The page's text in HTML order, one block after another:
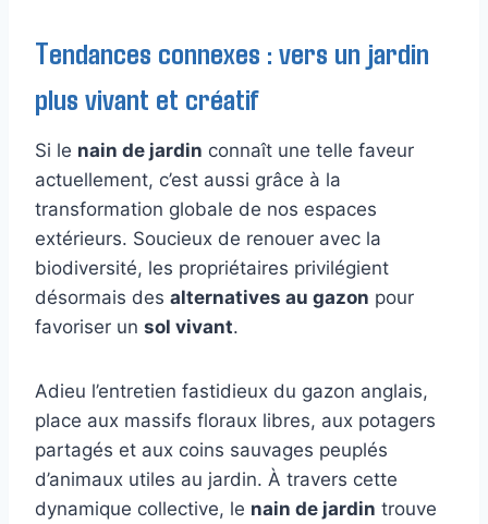
Tendances connexes : vers un jardin
plus vivant et créatif
Si le nain de jardin connaît une telle faveur
actuellement, c’est aussi grâce à la
transformation globale de nos espaces
extérieurs. Soucieux de renouer avec la
biodiversité, les propriétaires privilégient
désormais des alternatives au gazon pour
favoriser un sol vivant.
Adieu l’entretien fastidieux du gazon anglais,
place aux massifs floraux libres, aux potagers
partagés et aux coins sauvages peuplés
d’animaux utiles au jardin. À travers cette
dynamique collective, le nain de jardin trouve